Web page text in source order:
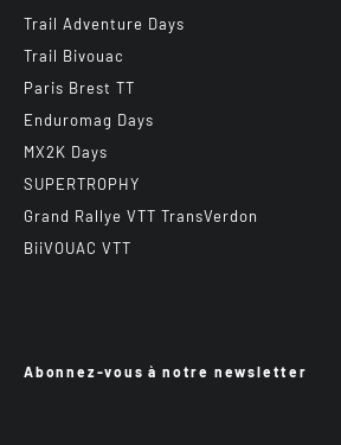
Trail Adventure Days
Trail Bivouac
Paris Brest TT
Enduromag Days
MX2K Days
SUPERTROPHY
Grand Rallye VTT TransVerdon
BiiVOUAC VTT
Abonnez-vous à notre newsletter